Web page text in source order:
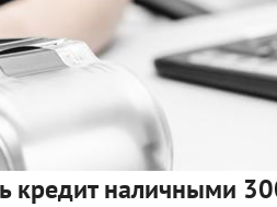
кредит наличными